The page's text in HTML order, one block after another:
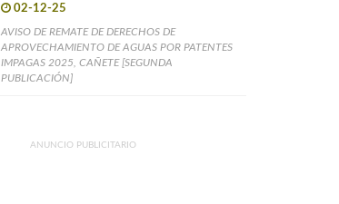
02-12-25
AVISO DE REMATE DE DERECHOS DE
APROVECHAMIENTO DE AGUAS POR PATENTES
IMPAGAS 2025, CAÑETE [SEGUNDA
PUBLICACIÓN]
ANUNCIO PUBLICITARIO